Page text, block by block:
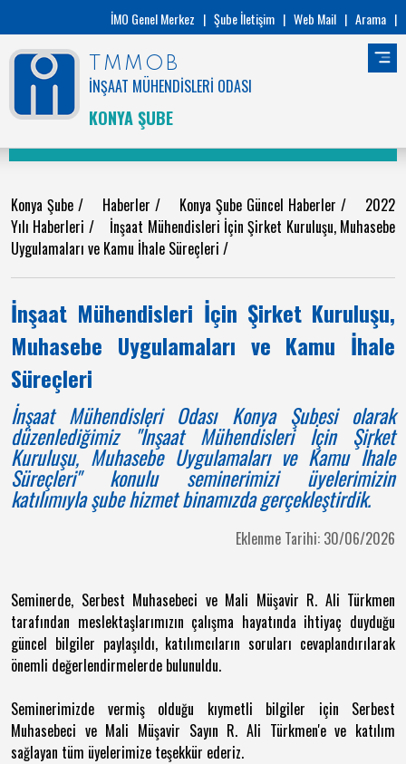
İMO Genel Merkez | Şube İletişim | Web Mail | Arama |
TMMOB
İNŞAAT MÜHENDİSLERİ ODASI
KONYA ŞUBE
Konya Şube/ Haberler/ Konya Şube Güncel Haberler/ 2022
Yılı Haberleri / İnşaat Mühendisleri İçin Şirket Kuruluşu, Muhasebe
Uygulamaları ve Kamu İhale Süreçleri /
İnşaat Mühendisleri İçin Şirket Kuruluşu,
Muhasebe Uygulamaları ve Kamu İhale
Süreçleri
İnşaat Mühendisleri Odası Konya Şubesi olarak
düzenlediğimiz "İnşaat Mühendisleri İçin Şirket
Kuruluşu, Muhasebe Uygulamaları ve Kamu İhale
Süreçleri" konulu seminerimizi üyelerimizin
katılımıyla şube hizmet binamızda gerçekleştirdik.
Eklenme Tarihi: 30/06/2026
Seminerde, Serbest Muhasebeci ve Mali Müşavir R. Ali Türkmen
tarafından meslektaşlarımızın çalışma hayatında ihtiyaç duyduğu
güncel bilgiler paylaşıldı, katılımcıların soruları cevaplandırılarak
önemli değerlendirmelerde bulunuldu.
Seminerimizde vermiş olduğu kıymetli bilgiler için Serbest
Muhasebeci ve Mali Müşavir Sayın R. Ali Türkmen'e ve katılım
sağlayan tüm üyelerimize teşekkür ederiz.